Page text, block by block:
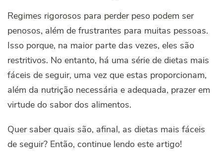
Regimes rigorosos para perder peso podem ser
penosos, além de frustrantes para muitas pessoas.
Isso porque, na maior parte das vezes, eles são
restritivos. No entanto, há uma série de dietas mais
fáceis de seguir, uma vez que estas proporcionam,
além da nutrição necessária e adequada, prazer em
virtude do sabor dos alimentos.
Quer saber quais são, afinal, as dietas mais fáceis
de seguir? Então, continue lendo este artigo!